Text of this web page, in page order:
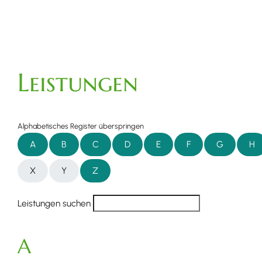
Leistungen
Alphabetisches Register überspringen
A B C D E F G H
X Y Z
Leistungen suchen
A